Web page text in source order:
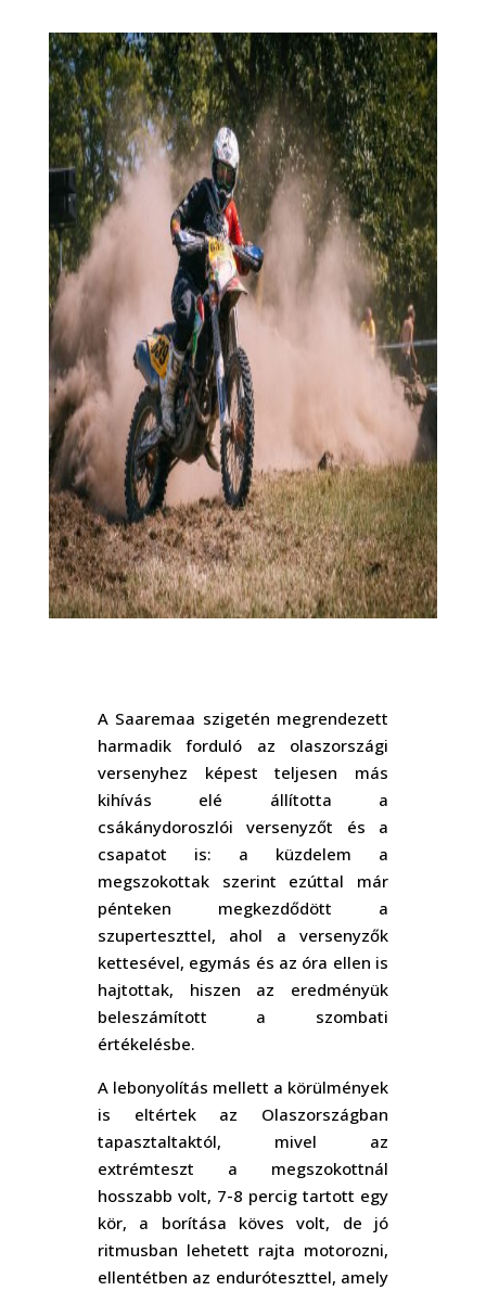
A Saaremaa szigetén megrendezett
harmadik forduló az olaszországi
versenyhez képest teljesen más
kihívás elé állította a
csákánydoroszlói versenyzőt és a
csapatot is: a küzdelem a
megszokottak szerint ezúttal már
pénteken megkezdődött a
szuperteszttel, ahol a versenyzők
kettesével, egymás és az óra ellen is
hajtottak, hiszen az eredményük
beleszámított a szombati
értékelésbe.
A lebonyolítás mellett a körülmények
is eltértek az Olaszországban
tapasztaltaktól, mivel az
extrémteszt a megszokottnál
hosszabb volt, 7-8 percig tartott egy
kör, a borítása köves volt, de jó
ritmusban lehetett rajta motorozni,
ellentétben az enduróteszttel, amely